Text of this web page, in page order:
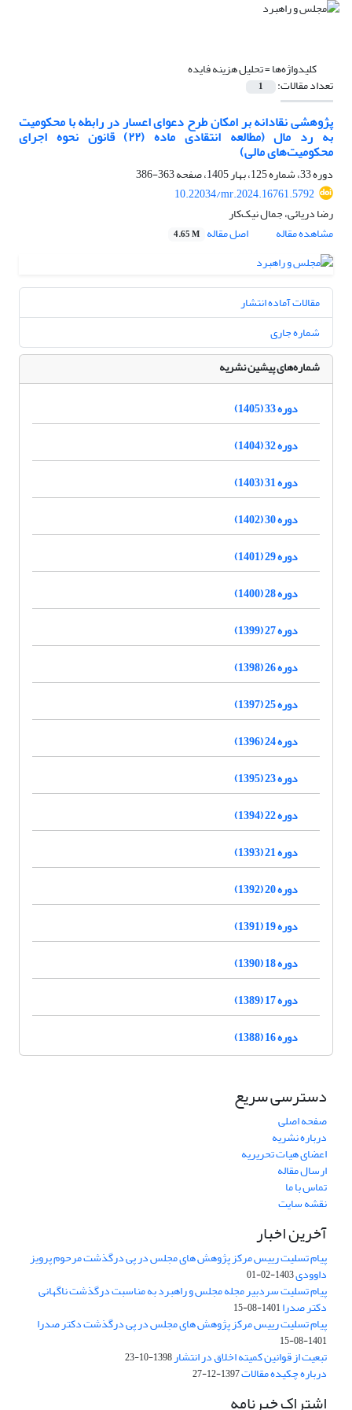
کلیدواژه‌ها =تحلیل هزینه فایده
تعداد مقالات: 1
پژوهشی نقادانه بر امکان طرح دعوای اعسار در رابطه با محکومیت
به رد مال (مطالعه انتقادی ماده (۲۲) قانون نحوه اجرای
محکومیت‌های مالی)
دوره 33، شماره 125، بهار 1405، صفحه
363-386
10.22034/mr.2024.16761.5792
رضا دریائی، جمال نیک‌کار
مشاهده مقاله
اصل مقاله 4.65 M
مقالات آماده انتشار
شماره جاری
شماره‌های پیشین نشریه
دوره 33 (1405)
دوره 32 (1404)
دوره 31 (1403)
دوره 30 (1402)
دوره 29 (1401)
دوره 28 (1400)
دوره 27 (1399)
دوره 26 (1398)
دوره 25 (1397)
دوره 24 (1396)
دوره 23 (1395)
دوره 22 (1394)
دوره 21 (1393)
دوره 20 (1392)
دوره 19 (1391)
دوره 18 (1390)
دوره 17 (1389)
دوره 16 (1388)
دسترسی سریع
صفحه اصلی
درباره نشریه
اعضای هیات تحریریه
ارسال مقاله
تماس با ما
نقشه سایت
آخرین اخبار
پیام تسلیت رییس مرکز پژوهش های مجلس در پی درگذشت مرحوم پرویز
داوودی1403-02-01
پیام تسلیت سردبیر مجله مجلس و راهبرد به مناسبت درگذشت ناگهانی
دکتر صدرا1401-08-15
پیام تسلیت رییس مرکز پژوهش های مجلس در پی درگذشت دکتر صدرا
1401-08-15
تبعیت از قوانین کمیته اخلاق در انتشار1398-10-23
درباره چکیده مقالات1397-12-27
اشتراک خبرنامه